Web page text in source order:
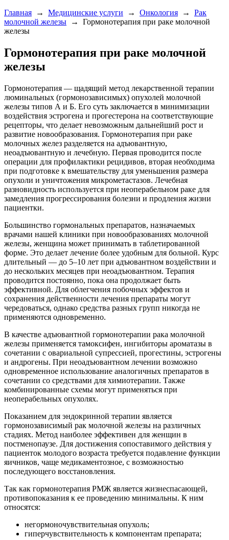
Главная
→ Медицинские услуги → Онкология →
Рак
молочной железы
→
Гормонотерапия при раке молочной
железы
Гормонотерапия при раке молочной
железы
Гормонотерапия — щадящий метод лекарственной терапии
люминальных (гормонозависимых) опухолей молочной
железы типов А и Б. Его суть заключается в минимизации
воздействия эстрогена и прогестерона на соответствующие
рецепторы, что делает невозможным дальнейший рост и
развитие новообразования. Гормонотерапия при раке
молочных желез разделяется на адъювантную,
неоадъювантную и лечебную. Первая проводится после
операции для профилактики рецидивов, вторая необходима
при подготовке к вмешательству для уменьшения размера
опухоли и уничтожения микрометастазов. Лечебная
разновидность используется при неоперабельном раке для
замедления прогрессирования болезни и продления жизни
пациентки.
Большинство гормональных препаратов, назначаемых
врачами нашей клиники при новообразованиях молочной
железы, женщина может принимать в таблетированной
форме. Это делает лечение более удобным для больной. Курс
длительный — до 5–10 лет при адъювантном воздействии и
до нескольких месяцев при неоадъювантном. Терапия
проводится постоянно, пока она продолжает быть
эффективной. Для облегчения побочных эффектов и
сохранения действенности лечения препараты могут
чередоваться, однако средства разных групп никогда не
применяются одновременно.
В качестве адъювантной гормонотерапии рака молочной
железы применяется тамоксифен, ингибиторы ароматазы в
сочетании с овариальной супрессией, прогестины, эстрогены
и андрогены. При неоадъювантном лечении возможно
одновременное использование аналогичных препаратов в
сочетании со средствами для химиотерапии. Также
комбинированные схемы могут применяться при
неоперабельных опухолях.
Показанием для эндокринной терапии является
гормонозависимый рак молочной железы на различных
стадиях. Метод наиболее эффективен для женщин в
постменопаузе. Для достижения сопоставимого действия у
пациенток молодого возраста требуется подавление функции
яичников, чаще медикаментозное, с возможностью
последующего восстановления.
Так как гормонотерапия РМЖ является жизнеспасающей,
противопоказания к ее проведению минимальны. К ним
относятся:
негормоночувствительная опухоль;
гиперчувствительность к компонентам препарата;